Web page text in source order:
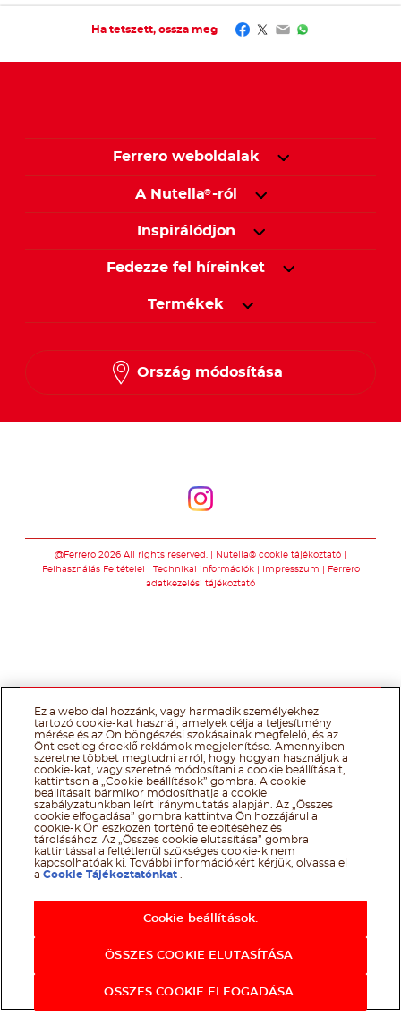
Ha tetszett, ossza meg Facebook
Twitter
EmailWhatsApp
Ferrero weboldalak
A Nutella®-ról
Inspirálódjon
Fedezze fel híreinket
Termékek
Ország módosítása
@Ferrero 2026 All rights reserved.
Nutella® cookie tájékoztató
Felhasználás Feltételei
Technikai információk Impresszum
Ferrero
adatkezelési tájékoztató
Ez a weboldal hozzánk, vagy harmadik személyekhez
tartozó cookie-kat használ, amelyek célja a teljesítmény
mérése és az Ön böngészési szokásainak megfelelő, és az
Önt esetleg érdeklő reklámok megjelenítése. Amennyiben
szeretne többet megtudni arról, hogy hogyan használjuk a
cookie-kat, vagy szeretné módosítani a cookie beállításait,
kattintson a „Cookie beállítások” gombra. A cookie
beállításait bármikor módosíthatja a cookie
szabályzatunkban leírt iránymutatás alapján. Az „Összes
cookie elfogadása” gombra kattintva Ön hozzájárul a
cookie-k Ön eszközén történő telepítéséhez és
tárolásához. Az „Összes cookie elutasítása” gombra
kattintással a feltétlenül szükséges cookie-k nem
kapcsolhatóak ki. További információkért kérjük, olvassa el
aCookie Tájékoztatónkat
Cookie beállítások.
ÖSSZES COOKIE ELUTASÍTÁSA
ÖSSZES COOKIE ELFOGADÁSA